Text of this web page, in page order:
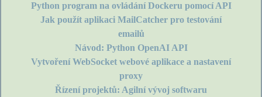
Python program na ovládání Dockeru pomocí API
Jak použít aplikaci MailCatcher pro testování
emailů
Návod: Python OpenAI API
Vytvoření WebSocket webové aplikace a nastavení
proxy
Řízení projektů: Agilní vývoj softwaru